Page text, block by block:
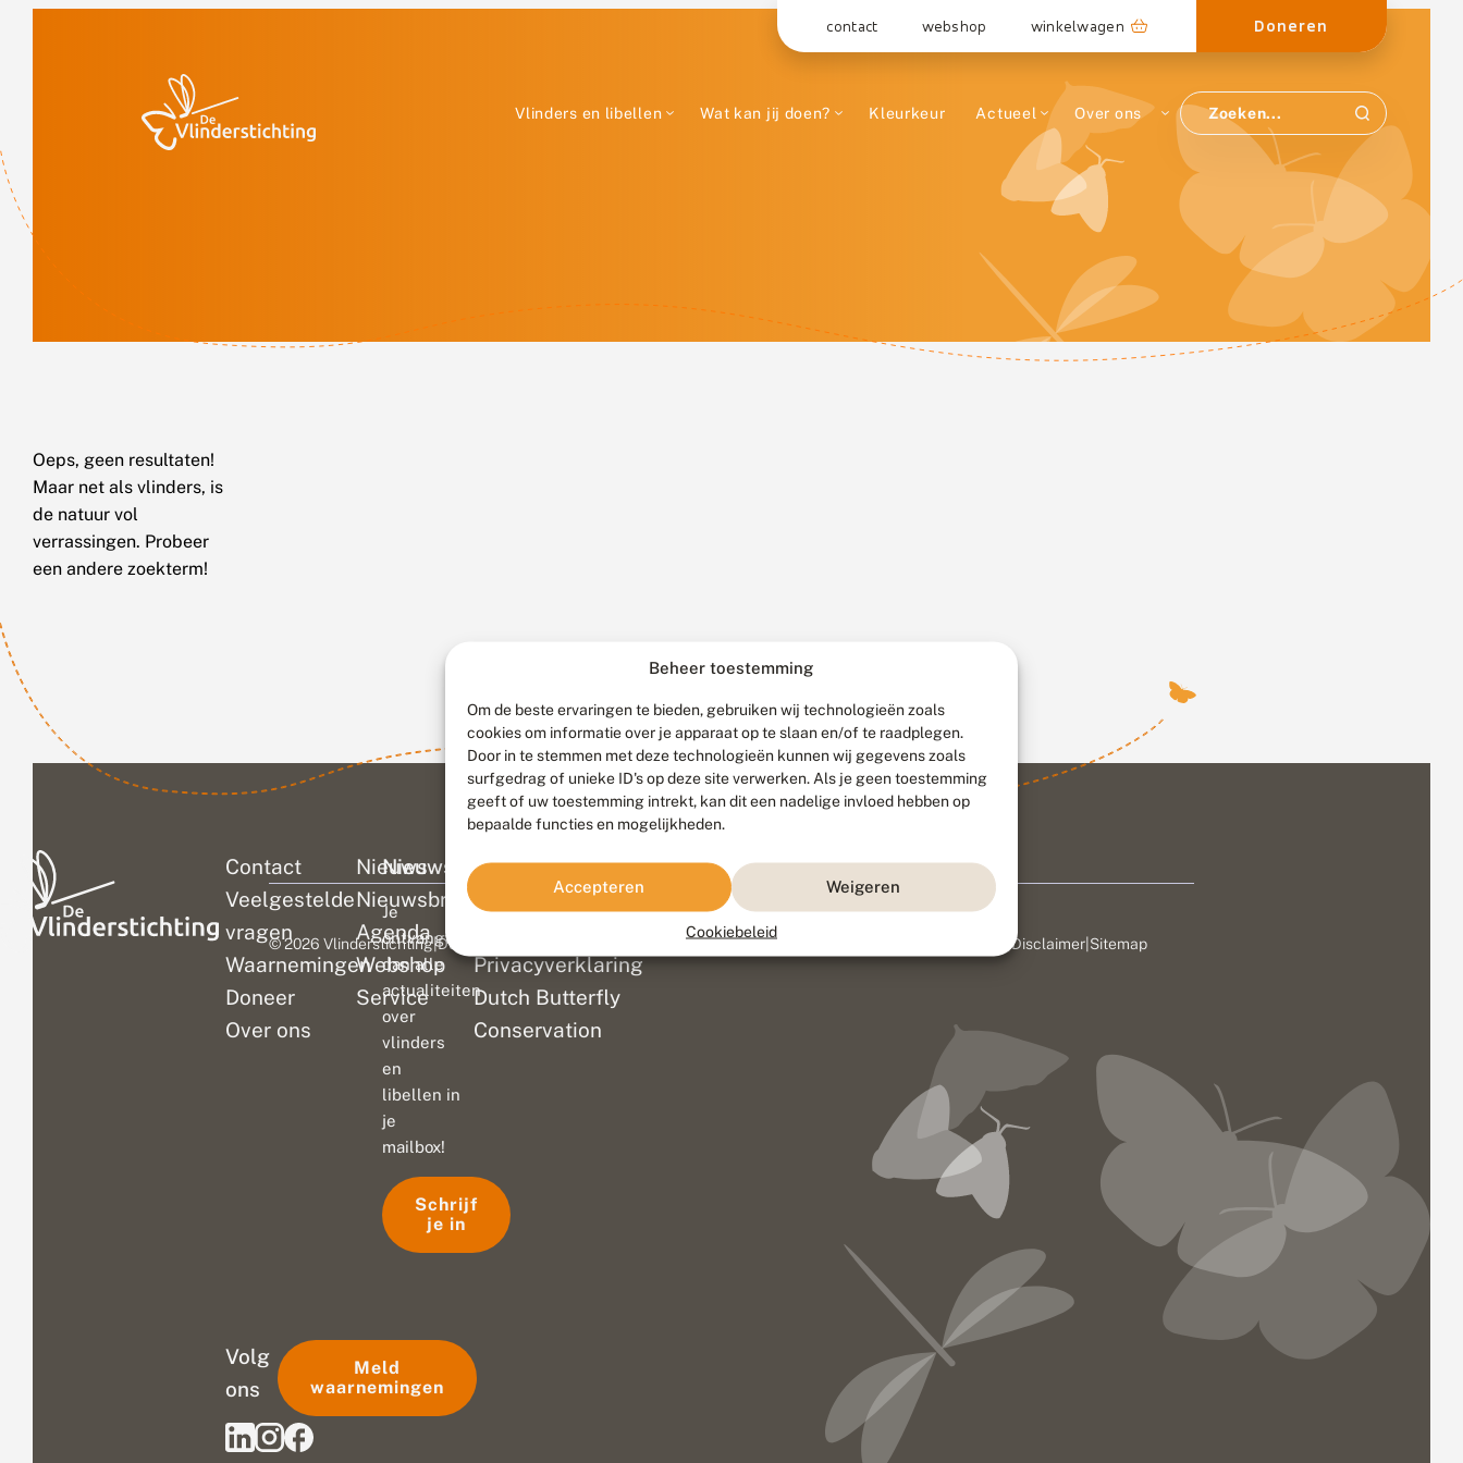
Beheer toestemming
Om de beste ervaringen te bieden, gebruiken wij technologieën zoals
cookies om informatie over je apparaat op te slaan en/of te raadplegen.
Door in te stemmen met deze technologieën kunnen wij gegevens zoals
surfgedrag of unieke ID's op deze site verwerken. Als je geen toestemming
geeft of uw toestemming intrekt, kan dit een nadelige invloed hebben op
bepaalde functies en mogelijkheden.
Accepteren Weigeren
Cookiebeleid
contact webshop winkelwagen Doneren
Vlinders en libellen Wat kan jij doen? Kleurkeur Actueel Over ons
Oeps, geen resultaten!
Maar net als vlinders, is
de natuur vol
verrassingen. Probeer
een andere zoekterm!
Contact
Veelgestelde
vragen
Waarnemingen
Doneer
Over ons
Nieuws
Nieuwsbrief
Agenda
Webshop
Service
Colofon
Disclaimer
Privacyverklaring
Dutch Butterfly
Conservation
Nieuwsbrief
Je
ontvangt
dan alle
actualiteiten
over
vlinders
en
libellen in
je
mailbox!
Schrijf
je in
Volg
ons
Meld
waarnemingen
© 2026 Vlinderstichting|Duurzaam ontwikkeld door Go2People, ontworpen door Disclaimer Sitemap